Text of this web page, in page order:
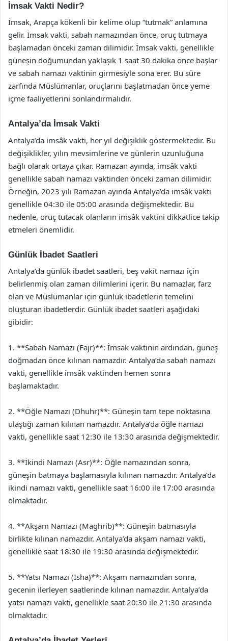
İmsak Vakti Nedir?
İmsak, Arapça kökenli bir kelime olup “tutmak” anlamına
gelir. İmsak vakti, sabah namazından önce, oruç tutmaya
başlamadan önceki zaman dilimidir. İmsak vakti, genellikle
güneşin doğumundan yaklaşık 1 saat 30 dakika önce başlar
ve sabah namazı vaktinin girmesiyle sona erer. Bu süre
zarfında Müslümanlar, oruçlarını başlatmadan önce yeme
içme faaliyetlerini sonlandırmalıdır.
Antalya’da İmsak Vakti
Antalya’da imsâk vakti, her yıl değişiklik göstermektedir. Bu
değişiklikler, yılın mevsimlerine ve günlerin uzunluğuna
bağlı olarak ortaya çıkar. Ramazan ayında, imsâk vakti
genellikle sabah namazı vaktinden önceki zaman dilimidir.
Örneğin, 2023 yılı Ramazan ayında Antalya’da imsâk vakti
genellikle 04:30 ile 05:00 arasında değişmektedir. Bu
nedenle, oruç tutacak olanların imsâk vaktini dikkatlice takip
etmeleri önemlidir.
Günlük İbadet Saatleri
Antalya’da günlük ibadet saatleri, beş vakit namazı için
belirlenmiş olan zaman dilimlerini içerir. Bu namazlar, farz
olan ve Müslümanlar için günlük ibadetlerin temelini
oluşturan ibadetlerdir. Günlük ibadet saatleri aşağıdaki
gibidir:
1. **Sabah Namazı (Fajr)**: İmsak vaktinin ardından, güneş
doğmadan önce kılınan namazdır. Antalya’da sabah namazı
vakti, genellikle imsâk vaktinden hemen sonra
başlamaktadır.
2. **Öğle Namazı (Dhuhr)**: Güneşin tam tepe noktasına
ulaştığı zaman kılınan namazdır. Antalya’da öğle namazı
vakti, genellikle saat 12:30 ile 13:30 arasında değişmektedir.
3. **İkindi Namazı (Asr)**: Öğle namazından sonra,
güneşin batmaya başlamasıyla kılınan namazdır. Antalya’da
ikindi namazı vakti, genellikle saat 16:00 ile 17:00 arasında
olmaktadır.
4. **Akşam Namazı (Maghrib)**: Güneşin batmasıyla
birlikte kılınan namazdır. Antalya’da akşam namazı vakti,
genellikle saat 18:30 ile 19:30 arasında değişmektedir.
5. **Yatsı Namazı (Isha)**: Akşam namazından sonra,
gecenin ilerleyen saatlerinde kılınan namazdır. Antalya’da
yatsı namazı vakti, genellikle saat 20:30 ile 21:30 arasında
olmaktadır.